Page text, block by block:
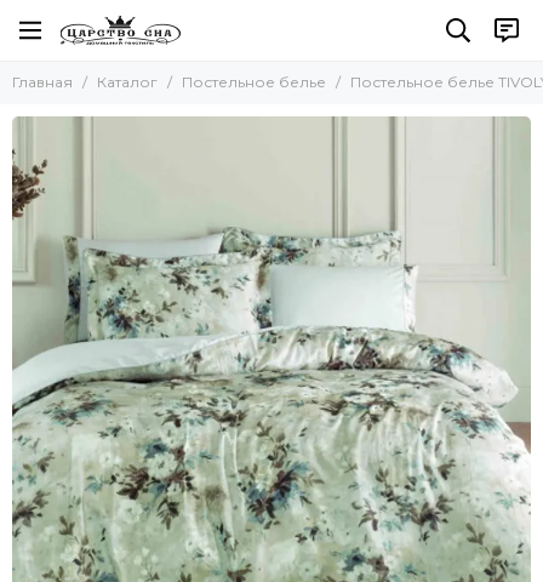
Постельное белье
Комплект с покрывалом
Комплект с одеялом
Простыни на резинке
Простыни махровые
Пододеяльники
Наволочки
Комплект простыня и наволочки
Детское постельное белье
Главная Каталог Постельное белье Постельное белье